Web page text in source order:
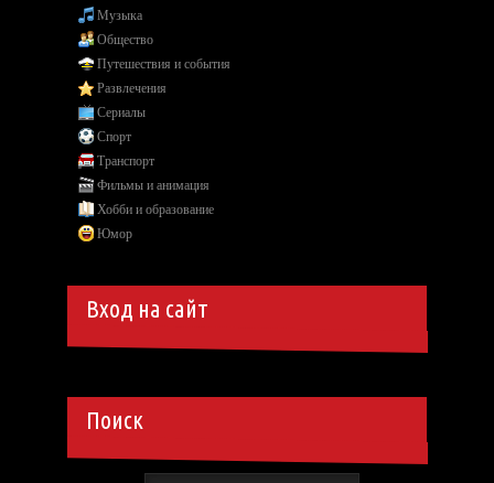
Музыка
Общество
Путешествия и события
Развлечения
Сериалы
Спорт
Транспорт
Фильмы и анимация
Хобби и образование
Юмор
Вход на сайт
Поиск